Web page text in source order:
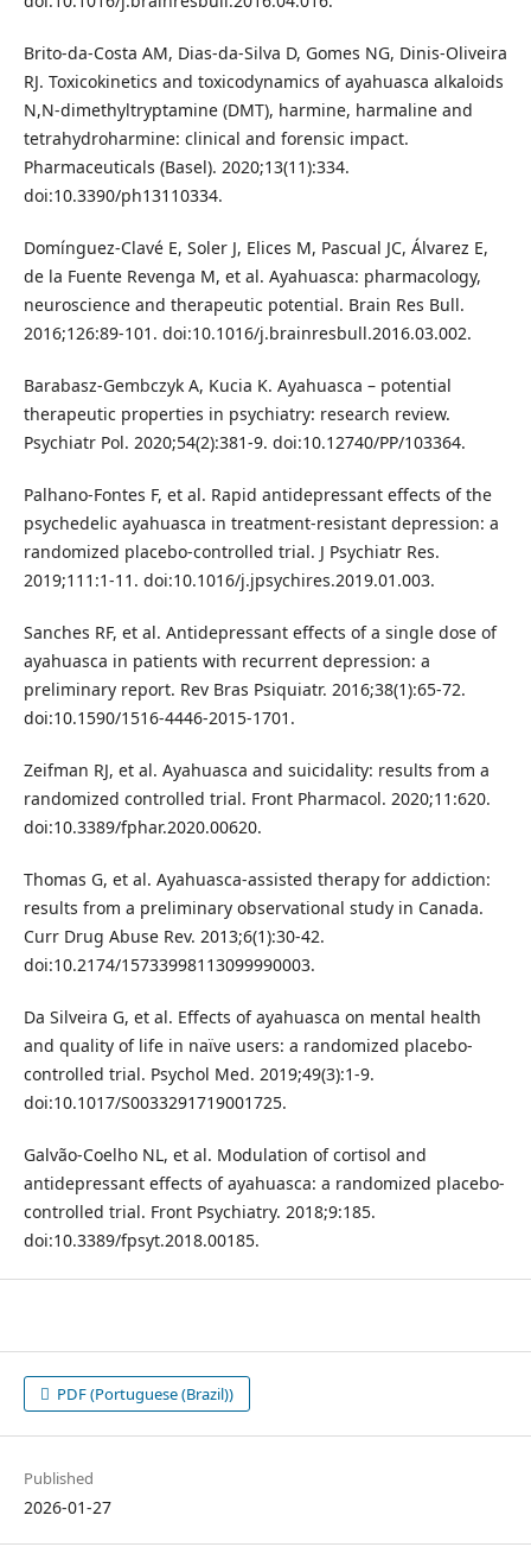
Brito-da-Costa AM, Dias-da-Silva D, Gomes NG, Dinis-Oliveira
RJ. Toxicokinetics and toxicodynamics of ayahuasca alkaloids
N,N-dimethyltryptamine (DMT), harmine, harmaline and
tetrahydroharmine: clinical and forensic impact.
Pharmaceuticals (Basel). 2020;13(11):334.
doi:10.3390/ph13110334.
Domínguez-Clavé E, Soler J, Elices M, Pascual JC, Álvarez E,
de la Fuente Revenga M, et al. Ayahuasca: pharmacology,
neuroscience and therapeutic potential. Brain Res Bull.
2016;126:89-101. doi:10.1016/j.brainresbull.2016.03.002.
Barabasz-Gembczyk A, Kucia K. Ayahuasca – potential
therapeutic properties in psychiatry: research review.
Psychiatr Pol. 2020;54(2):381-9. doi:10.12740/PP/103364.
Palhano-Fontes F, et al. Rapid antidepressant effects of the
psychedelic ayahuasca in treatment-resistant depression: a
randomized placebo-controlled trial. J Psychiatr Res.
2019;111:1-11. doi:10.1016/j.jpsychires.2019.01.003.
Sanches RF, et al. Antidepressant effects of a single dose of
ayahuasca in patients with recurrent depression: a
preliminary report. Rev Bras Psiquiatr. 2016;38(1):65-72.
doi:10.1590/1516-4446-2015-1701.
Zeifman RJ, et al. Ayahuasca and suicidality: results from a
randomized controlled trial. Front Pharmacol. 2020;11:620.
doi:10.3389/fphar.2020.00620.
Thomas G, et al. Ayahuasca-assisted therapy for addiction:
results from a preliminary observational study in Canada.
Curr Drug Abuse Rev. 2013;6(1):30-42.
doi:10.2174/15733998113099990003.
Da Silveira G, et al. Effects of ayahuasca on mental health
and quality of life in naïve users: a randomized placebo-
controlled trial. Psychol Med. 2019;49(3):1-9.
doi:10.1017/S0033291719001725.
Galvão-Coelho NL, et al. Modulation of cortisol and
antidepressant effects of ayahuasca: a randomized placebo-
controlled trial. Front Psychiatry. 2018;9:185.
doi:10.3389/fpsyt.2018.00185.
PDF (Portuguese (Brazil))
Published
2026-01-27